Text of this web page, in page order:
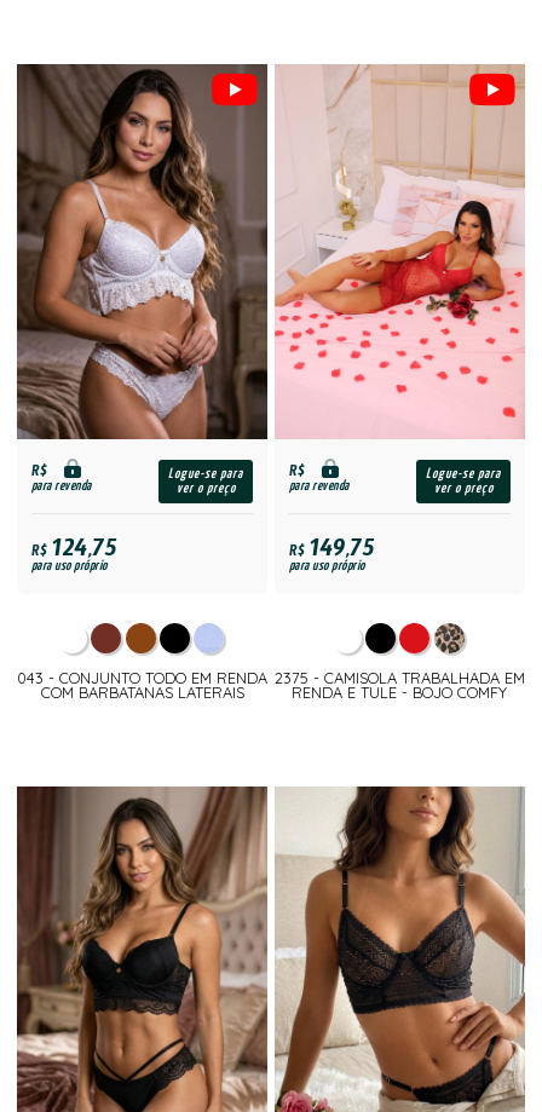
R$
para revenda
Logue-se para
ver o preço
R$124,75
para uso próprio
043 - CONJUNTO TODO EM RENDA
COM BARBATANAS LATERAIS
R$
para revenda
Logue-se para
ver o preço
R$149,75
para uso próprio
2375 - CAMISOLA TRABALHADA EM
RENDA E TULE - BOJO COMFY